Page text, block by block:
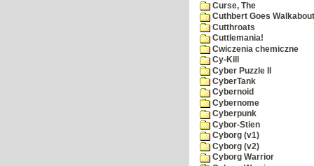
Curse, The
Cuthbert Goes Walkabout
Cutthroats
Cuttlemania!
Cwiczenia chemiczne
Cy-Kill
Cyber Puzzle II
CyberTank
Cybernoid
Cybernome
Cyberpunk
Cybor-Stien
Cyborg (v1)
Cyborg (v2)
Cyborg Warrior